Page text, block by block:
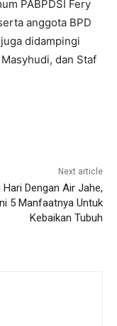
PABPDSI Fery
anggota BPD
didampingi
dan Staf
Next article
Hari Dengan Air Jahe,
5 Manfaatnya Untuk
Kebaikan Tubuh